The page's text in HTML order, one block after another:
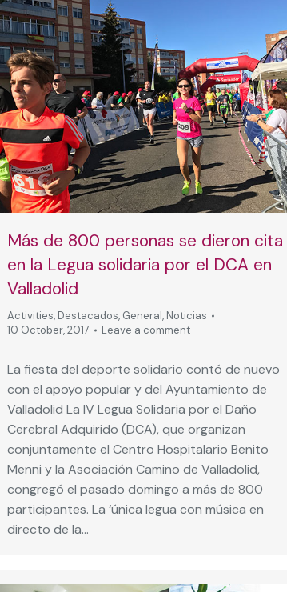
Más de 800 personas se dieron cita
en la Legua solidaria por el DCA en
Valladolid
Activities, Destacados, General, Noticias
10 October, 2017
Leave a comment
La fiesta del deporte solidario contó de nuevo
con el apoyo popular y del Ayuntamiento de
Valladolid La IV Legua Solidaria por el Daño
Cerebral Adquirido (DCA), que organizan
conjuntamente el Centro Hospitalario Benito
Menni y la Asociación Camino de Valladolid,
congregó el pasado domingo a más de 800
participantes. La ‘única legua con música en
directo de la…